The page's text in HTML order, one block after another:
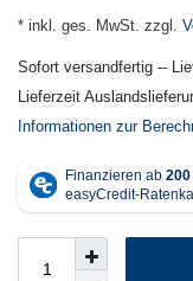
* inkl. ges. MwSt. zzgl.
Sofort versandfertig --
Lieferzeit
Informationen zur